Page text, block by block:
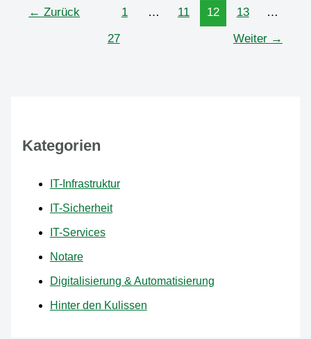
Tipps,
← Zurück 1 … 11 12 13 …
27 Weiter →
Kategorien
IT-Infrastruktur
IT-Sicherheit
IT-Services
Notare
Digitalisierung & Automatisierung
Hinter den Kulissen